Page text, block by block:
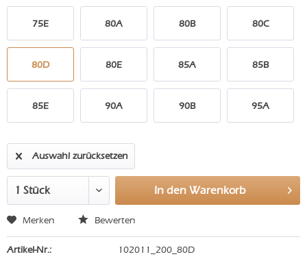
75E 80A 80B 80C
80D 80E 85A 85B
85E 90A 90B 95A
Auswahl zurücksetzen
In den Warenkorb
Merken Bewerten
Artikel-Nr.: 102011_200_80D